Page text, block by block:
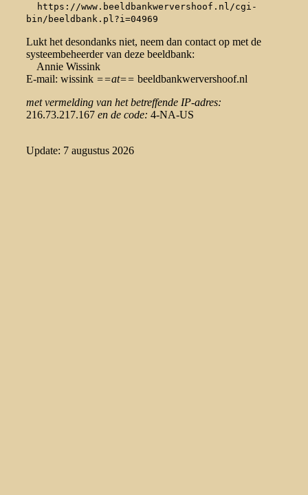
https://www.beeldbankwervershoof.nl/cgi-
bin/beeldbank.pl?i=04969
Lukt het desondanks niet, neem dan contact op met de
systeembeheerder van deze beeldbank:
Annie Wissink
E-mail: wissink ==at== beeldbankwervershoof.nl
met vermelding van het betreffende IP-adres:
216.73.217.167 en de code: 4-NA-US
Update: 7 augustus 2026